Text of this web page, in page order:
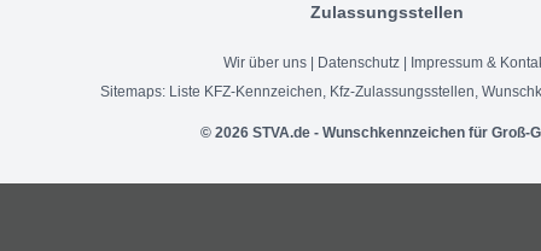
Zulassungsstellen
Wir über uns Datenschutz
Impressum &
Sitemaps: Liste KFZ-Kennzeichen, Kfz-Zulassungsstellen,
© 2026 STVA.de - Wunschkennzeichen für Groß-